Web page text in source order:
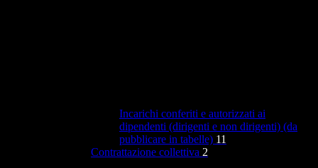
Incarichi conferiti e autorizzati ai
dipendenti (dirigenti e non dirigenti) (da
pubblicare in tabelle) 11
Contrattazione collettiva 2